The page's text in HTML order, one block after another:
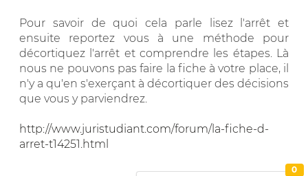
Pour savoir de quoi cela parle lisez l'arrêt et
ensuite reportez vous à une méthode pour
décortiquez l'arrêt et comprendre les étapes. Là
nous ne pouvons pas faire la fiche à votre place, il
n'y a qu'en s'exerçant à décortiquer des décisions
que vous y parviendrez.
http://www.juristudiant.com/forum/la-fiche-d-
arret-t14251.html
0